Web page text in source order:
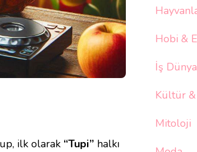
ilk olarak “Tupi” halkı
Hobi &
İş
Kültür
Mitoloji